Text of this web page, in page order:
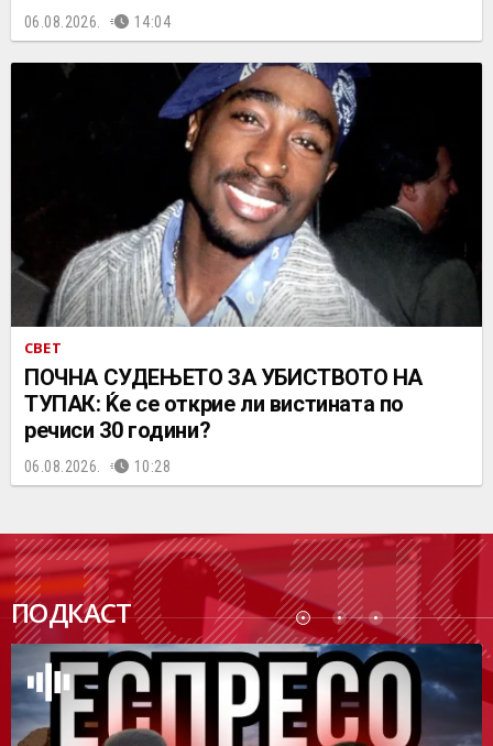
06.08.2026. 14:04
СВЕТ
ПОЧНА СУДЕЊЕТО ЗА УБИСТВОТО НА
ТУПАК: Ќе се открие ли вистината по
речиси 30 години?
06.08.2026. 10:28
ПОДКАСТ
ПОДК